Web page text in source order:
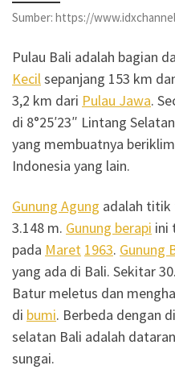
Sumber: https://
Pulau Bali adalah bagian
Kecilsepanjang 153 km
3,2 km dari Pulau Jawa.
di 8°25′23″ Lintang
yang membuatnya
Indonesia yang lain.
Gunung Agung adalah
3.148 m. Gunung berapi ini
pada Maret 1963. Gunung
yang ada di Bali. Sekitar
Batur meletus dan
di bumi. Berbeda dengan
selatan Bali adalah
sungai.